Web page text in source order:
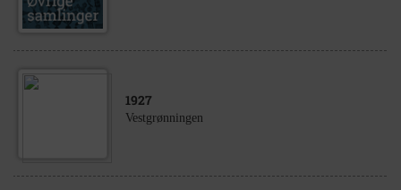
1927
Vestgrønningen